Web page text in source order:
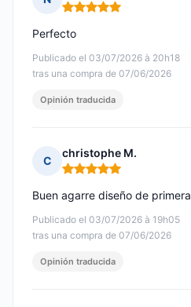
Nota: 5 de 5
Publicado el 03/07/2026 à 20h18
tras una compra de 07/06/2026
Perfecto
Opinión traducida
C
christophe M.
Nota: 5 de 5
Publicado el 03/07/2026 à 19h05
tras una compra de 07/06/2026
Buen agarre diseño de primera
Opinión traducida